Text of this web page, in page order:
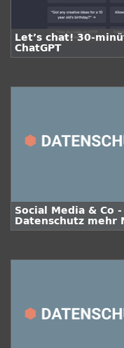
Let’s chat! 30-
ChatGPT
Social Media & Co
Datenschutz mehr